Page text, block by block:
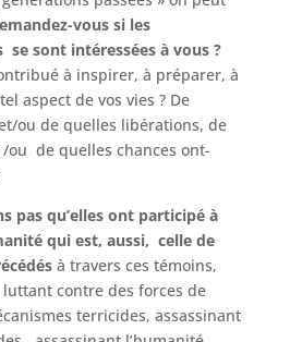
vous si les
se sont intéressées à vous ?
à inspirer, à préparer, à
aspect de vos vies ? De
ou de quelles libérations, de
ou de quelles chances ont-
pas qu’elles ont participé à
qui est, aussi, celle de
à travers ces témoins,
contre des forces de
terricides, assassinant